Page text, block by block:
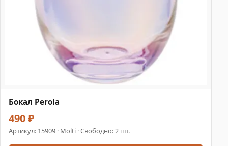
Бокал Perola
490 ₽
Артикул: 15909 · Molti · Свободно: 2 шт.